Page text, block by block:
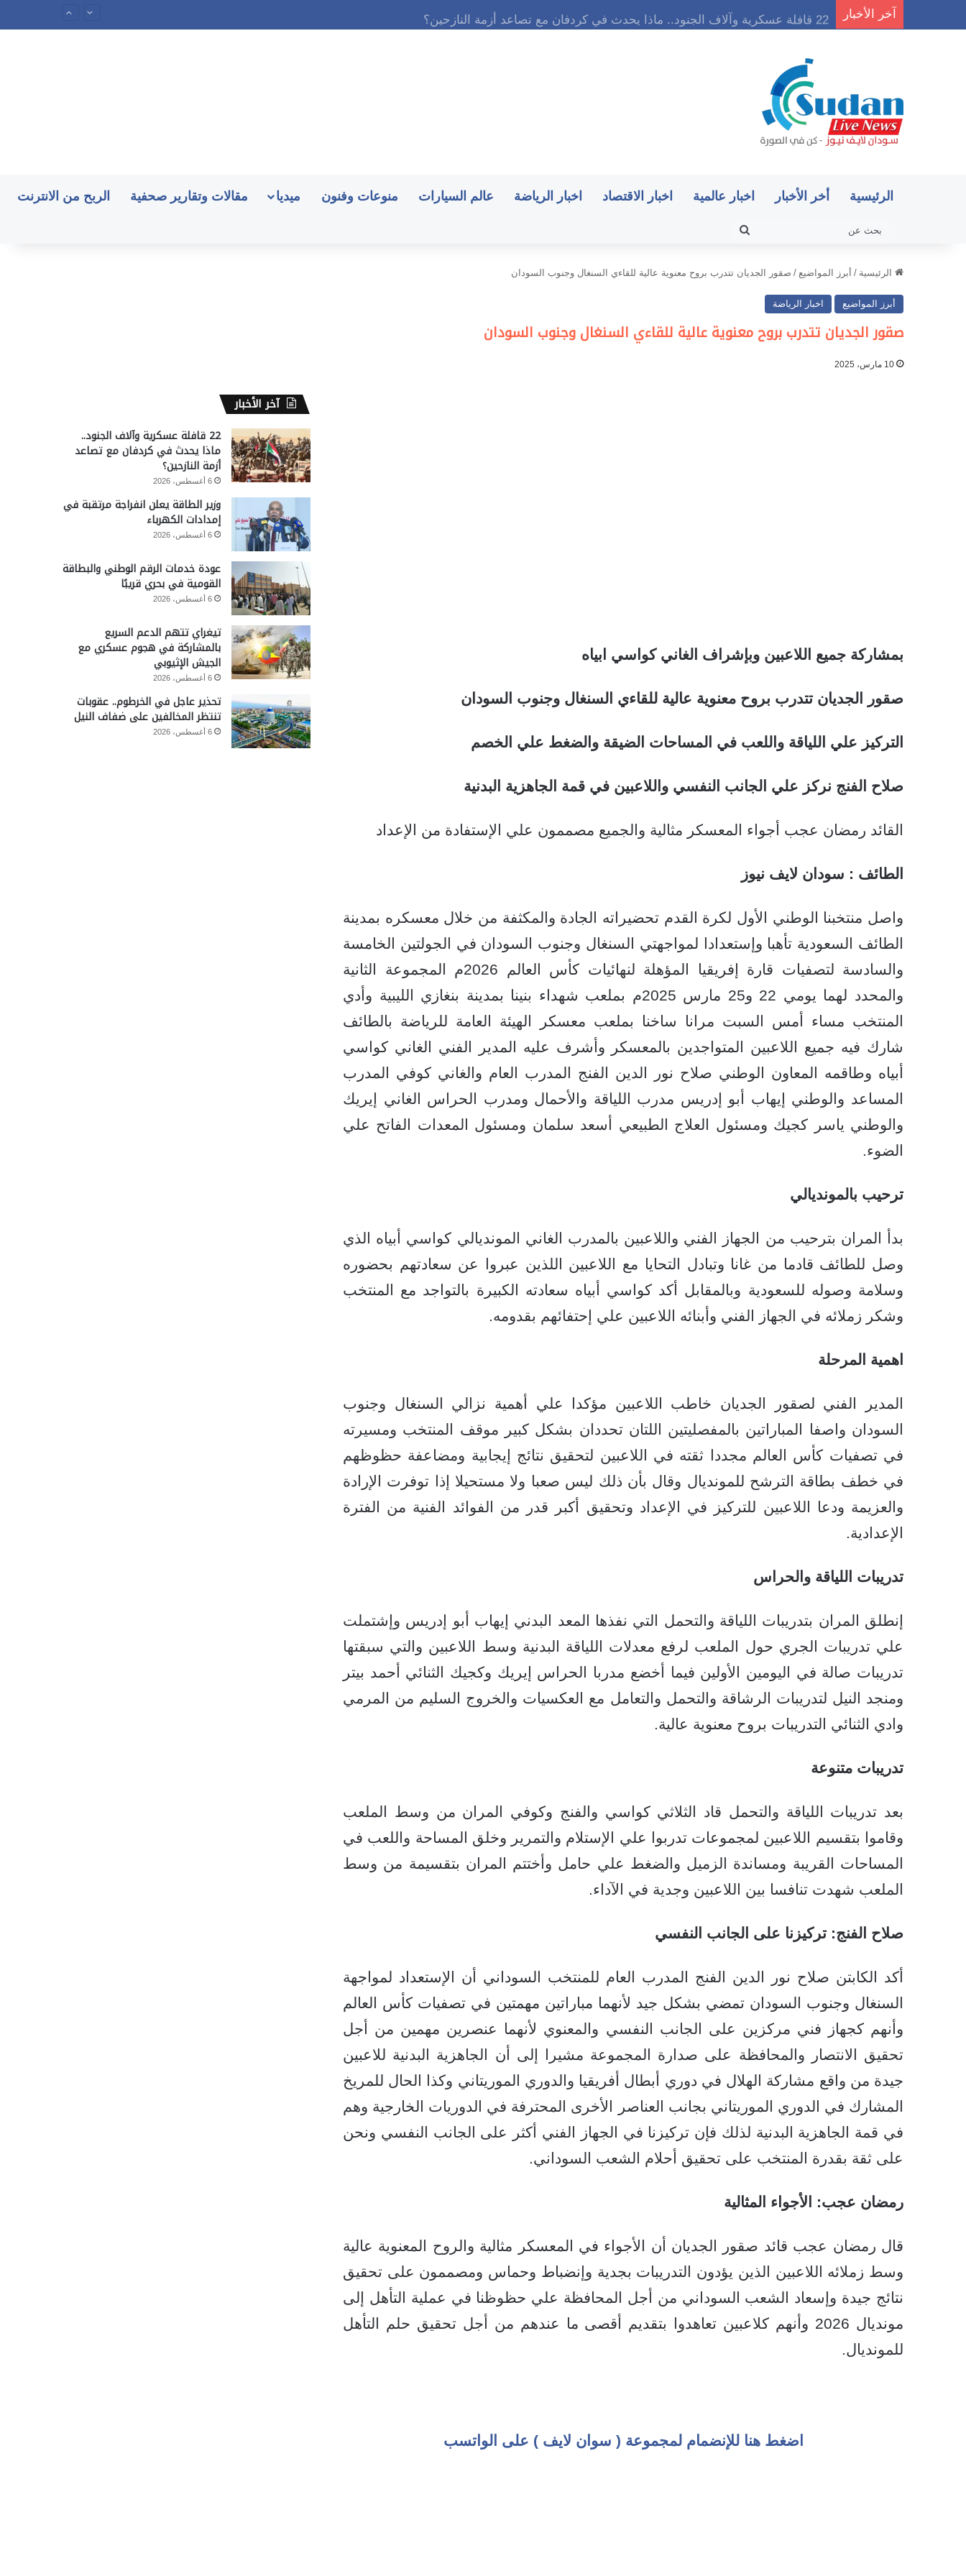
آخر الأخبار 22 قافلة عسكرية وآلاف الجنود.. ماذا يحدث في كردفان مع تصاعد أزمة النازحين؟
الرئيسية أخر الأخبار اخبار عالمية اخبار الاقتصاد اخبار الرياضة عالم السيارات منوعات وفنون ميديا مقالات وتقارير صحفية الربح من الانترنت
الرئيسية / أبرز المواضيع / صقور الجديان تتدرب بروح معنوية عالية للقاءي السنغال وجنوب السودان
أبرز المواضيع اخبار الرياضة
صقور الجديان تتدرب بروح معنوية عالية للقاءي السنغال وجنوب السودان
10 مارس، 2025
بمشاركة جميع اللاعبين وبإشراف الغاني كواسي ابياه
صقور الجديان تتدرب بروح معنوية عالية للقاءي السنغال وجنوب السودان
التركيز علي اللياقة واللعب في المساحات الضيقة والضغط علي الخصم
صلاح الفنج نركز علي الجانب النفسي واللاعبين في قمة الجاهزية البدنية
القائد رمضان عجب أجواء المعسكر مثالية والجميع مصممون علي الإستفادة من الإعداد
الطائف : سودان لايف نيوز
واصل منتخبنا الوطني الأول لكرة القدم تحضيراته الجادة والمكثفة من خلال معسكره بمدينة
الطائف السعودية تأهبا وإستعدادا لمواجهتي السنغال وجنوب السودان في الجولتين الخامسة
والسادسة لتصفيات قارة إفريقيا المؤهلة لنهائيات كأس العالم 2026م المجموعة الثانية
والمحدد لهما يومي 22 و25 مارس 2025م بملعب شهداء بنينا بمدينة بنغازي الليبية وأدي
المنتخب مساء أمس السبت مرانا ساخنا بملعب معسكر الهيئة العامة للرياضة بالطائف
شارك فيه جميع اللاعبين المتواجدين بالمعسكر وأشرف عليه المدير الفني الغاني كواسي
أبياه وطاقمه المعاون الوطني صلاح نور الدين الفنج المدرب العام والغاني كوفي المدرب
المساعد والوطني إيهاب أبو إدريس مدرب اللياقة والأحمال ومدرب الحراس الغاني إيريك
والوطني ياسر كجيك ومسئول العلاج الطبيعي أسعد سلمان ومسئول المعدات الفاتح علي
الضوء.
ترحيب بالمونديالي
بدأ المران بترحيب من الجهاز الفني واللاعبين بالمدرب الغاني المونديالي كواسي أبياه الذي
وصل للطائف قادما من غانا وتبادل التحايا مع اللاعبين اللذين عبروا عن سعادتهم بحضوره
وسلامة وصوله للسعودية وبالمقابل أكد كواسي أبياه سعادته الكبيرة بالتواجد مع المنتخب
وشكر زملائه في الجهاز الفني وأبنائه اللاعبين علي إحتفائهم بقدومه.
اهمية المرحلة
المدير الفني لصقور الجديان خاطب اللاعبين مؤكدا علي أهمية نزالي السنغال وجنوب
السودان واصفا المباراتين بالمفصليتين اللتان تحددان بشكل كبير موقف المنتخب ومسيرته
في تصفيات كأس العالم مجددا ثقته في اللاعبين لتحقيق نتائج إيجابية ومضاعفة حظوظهم
في خطف بطاقة الترشح للمونديال وقال بأن ذلك ليس صعبا ولا مستحيلا إذا توفرت الإرادة
والعزيمة ودعا اللاعبين للتركيز في الإعداد وتحقيق أكبر قدر من الفوائد الفنية من الفترة
الإعدادية.
تدريبات اللياقة والحراس
إنطلق المران بتدريبات اللياقة والتحمل التي نفذها المعد البدني إيهاب أبو إدريس وإشتملت
علي تدريبات الجري حول الملعب لرفع معدلات اللياقة البدنية وسط اللاعبين والتي سبقتها
تدريبات صالة في اليومين الأولين فيما أخضع مدربا الحراس إيريك وكجيك الثنائي أحمد بيتر
ومنجد النيل لتدريبات الرشاقة والتحمل والتعامل مع العكسيات والخروج السليم من المرمي
وادي الثنائي التدريبات بروح معنوية عالية.
تدريبات متنوعة
بعد تدريبات اللياقة والتحمل قاد الثلاثي كواسي والفنج وكوفي المران من وسط الملعب
وقاموا بتقسيم اللاعبين لمجموعات تدربوا علي الإستلام والتمرير وخلق المساحة واللعب في
المساحات القريبة ومساندة الزميل والضغط علي حامل وأختتم المران بتقسيمة من وسط
الملعب شهدت تنافسا بين اللاعبين وجدية في الآداء.
صلاح الفنج: تركيزنا على الجانب النفسي
أكد الكابتن صلاح نور الدين الفنج المدرب العام للمنتخب السوداني أن الإستعداد لمواجهة
السنغال وجنوب السودان تمضي بشكل جيد لأنهما مباراتين مهمتين في تصفيات كأس العالم
وأنهم كجهاز فني مركزين على الجانب النفسي والمعنوي لأنهما عنصرين مهمين من أجل
تحقيق الانتصار والمحافظة على صدارة المجموعة مشيرا إلى أن الجاهزية البدنية للاعبين
جيدة من واقع مشاركة الهلال في دوري أبطال أفريقيا والدوري الموريتاني وكذا الحال للمريخ
المشارك في الدوري الموريتاني بجانب العناصر الأخرى المحترفة في الدوريات الخارجية وهم
في قمة الجاهزية البدنية لذلك فإن تركيزنا في الجهاز الفني أكثر على الجانب النفسي ونحن
على ثقة بقدرة المنتخب على تحقيق أحلام الشعب السوداني.
رمضان عجب: الأجواء المثالية
قال رمضان عجب قائد صقور الجديان أن الأجواء في المعسكر مثالية والروح المعنوية عالية
وسط زملائه اللاعبين الذين يؤدون التدريبات بجدية وإنضباط وحماس ومصممون على تحقيق
نتائج جيدة وإسعاد الشعب السوداني من أجل المحافظة علي حظوظنا في عملية التأهل إلى
مونديال 2026 وأنهم كلاعبين تعاهدوا بتقديم أقصى ما عندهم من أجل تحقيق حلم التأهل
للمونديال.
اضغط هنا للإنضمام لمجموعة ( سوان لايف ) على الواتسب
آخر الأخبار
22 قافلة عسكرية وآلاف الجنود..
ماذا يحدث في كردفان مع تصاعد
أزمة النازحين؟
6 أغسطس، 2026
وزير الطاقة يعلن انفراجة مرتقبة في
إمدادات الكهرباء
6 أغسطس، 2026
عودة خدمات الرقم الوطني والبطاقة
القومية في بحري قريبًا
6 أغسطس، 2026
تيغراي تتهم الدعم السريع
بالمشاركة في هجوم عسكري مع
الجيش الإثيوبي
6 أغسطس، 2026
تحذير عاجل في الخرطوم.. عقوبات
تنتظر المخالفين على ضفاف النيل
6 أغسطس، 2026